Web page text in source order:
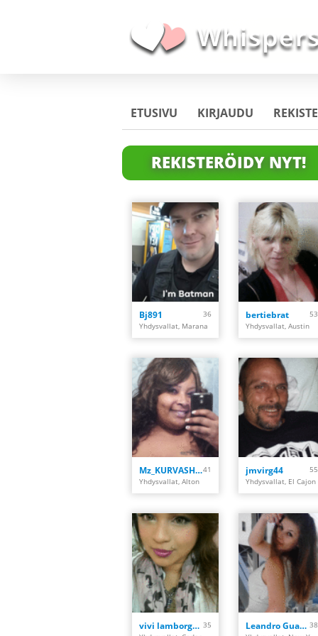
ETUSIVU KIRJAUDU
REKISTERÖIDY NYT!
Bj891
36
Yhdysvallat, Marana
bertiebrat
53
Yhdysvallat, Austin
Mz_KURVASHiiS41
Yhdysvallat, Alton
jmvirg44
55
Yhdysvallat, El Cajon
vivi lamborghini 35
Leandro Guardiola Ab 38